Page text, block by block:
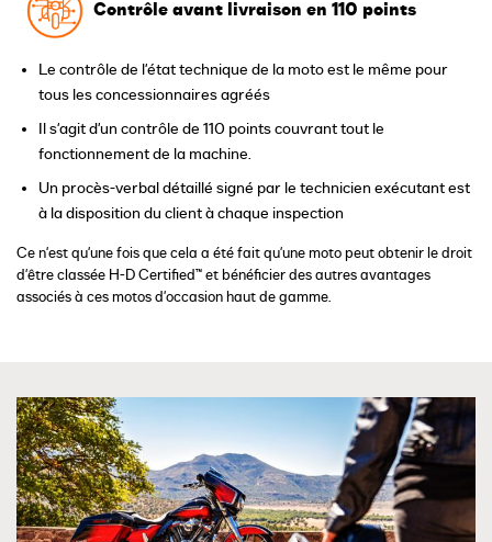
Contrôle avant livraison en 110 points
Le contrôle de l'état technique de la moto est le même pour
tous les concessionnaires agréés
Il s'agit d'un contrôle de 110 points couvrant tout le
fonctionnement de la machine.
Un procès-verbal détaillé signé par le technicien exécutant est
à la disposition du client à chaque inspection
Ce n'est qu'une fois que cela a été fait qu'une moto peut obtenir le droit
d'être classée H-D Certified™ et bénéficier des autres avantages
associés à ces motos d'occasion haut de gamme.